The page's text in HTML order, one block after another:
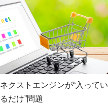
ネクストエンジンが“入ってい
るだけ”問題